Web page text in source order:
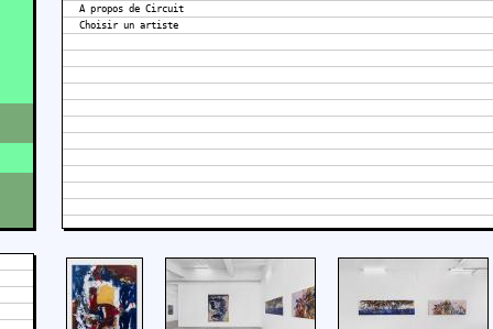
A propos de Circuit